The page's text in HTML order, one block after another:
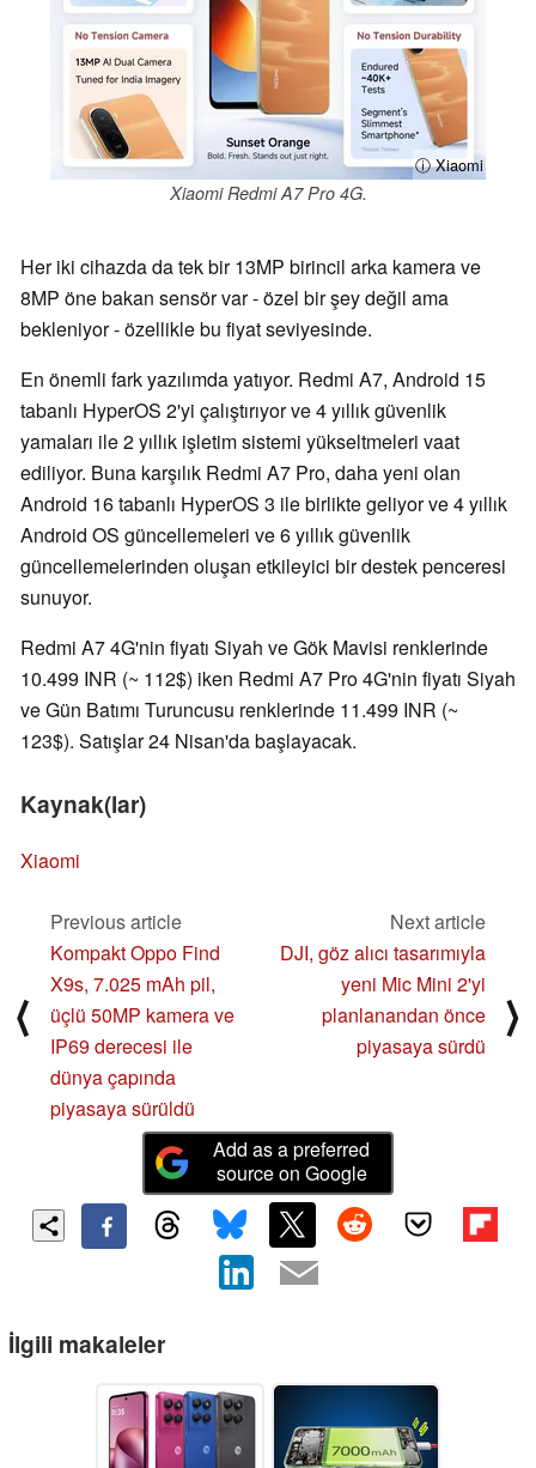
ⓘ Xiaomi
Xiaomi Redmi A7 Pro 4G.
Her iki cihazda da tek bir 13MP birincil arka kamera ve
8MP öne bakan sensör var - özel bir şey değil ama
bekleniyor - özellikle bu fiyat seviyesinde.
En önemli fark yazılımda yatıyor. Redmi A7, Android 15
tabanlı HyperOS 2'yi çalıştırıyor ve 4 yıllık güvenlik
yamaları ile 2 yıllık işletim sistemi yükseltmeleri vaat
ediliyor. Buna karşılık Redmi A7 Pro, daha yeni olan
Android 16 tabanlı HyperOS 3 ile birlikte geliyor ve 4 yıllık
Android OS güncellemeleri ve 6 yıllık güvenlik
güncellemelerinden oluşan etkileyici bir destek penceresi
sunuyor.
Redmi A7 4G'nin fiyatı Siyah ve Gök Mavisi renklerinde
10.499 INR (~ 112$) iken Redmi A7 Pro 4G'nin fiyatı Siyah
ve Gün Batımı Turuncusu renklerinde 11.499 INR (~
123$). Satışlar 24 Nisan'da başlayacak.
Kaynak(lar)
Xiaomi
⟨
Previous article
Kompakt Oppo Find
X9s, 7.025 mAh pil,
üçlü 50MP kamera ve
IP69 derecesi ile
dünya çapında
piyasaya sürüldü
Next article
DJI, göz alıcı tasarımıyla
yeni Mic Mini 2'yi
planlanandan önce
piyasaya sürdü
⟩
Add as a preferred
source on Google
İlgili makaleler